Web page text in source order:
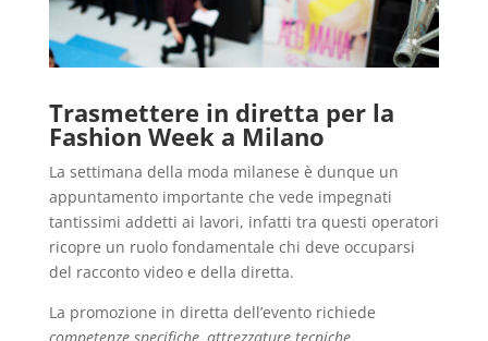
Trasmettere in diretta per la
Fashion Week a Milano
La settimana della moda milanese è dunque un
appuntamento importante che vede impegnati
tantissimi addetti ai lavori, infatti tra questi operatori
ricopre un ruolo fondamentale chi deve occuparsi
del racconto video e della diretta.
La promozione in diretta dell’evento richiede